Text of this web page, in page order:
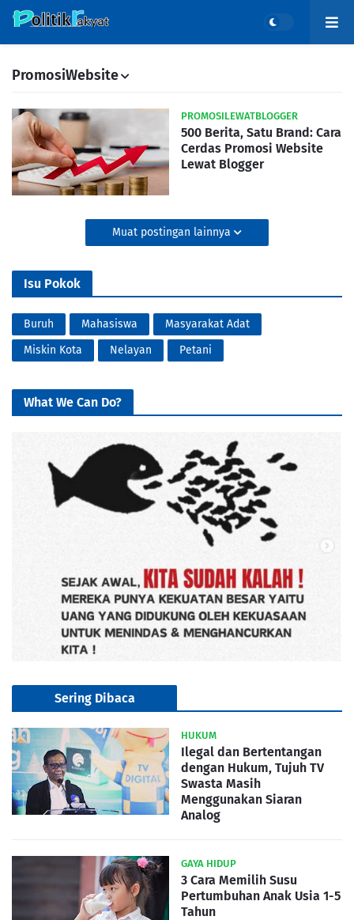
PromosiWebsite
PROMOSILEWATBLOGGER
500 Berita, Satu Brand: Cara
Cerdas Promosi Website
Lewat Blogger
Muat postingan lainnya
Isu Pokok
Buruh Mahasiswa
Masyarakat Adat
Miskin Kota
Nelayan Petani
What We Can Do?
Sering Dibaca
HUKUM
Ilegal dan Bertentangan
dengan Hukum, Tujuh TV
Swasta Masih
Menggunakan Siaran
Analog
GAYA HIDUP
3 Cara Memilih Susu
Pertumbuhan Anak Usia 1-5
Tahun